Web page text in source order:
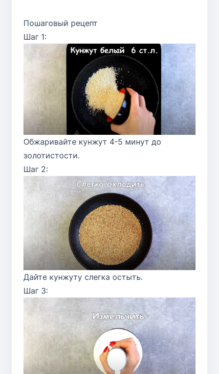
Пошаговый рецепт
Шаг 1:
Обжаривайте кунжут 4-5 минут до
золотистости.
Шаг 2:
Дайте кунжуту слегка остыть.
Шаг 3: